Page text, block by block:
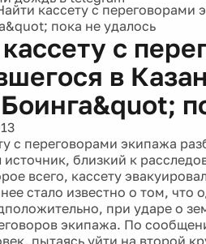
кассету с переговорами
пока не удалось
с
в
с переговорами экипажа
близкий к
всего, кассету
стало известно о том, что
при ударе о
экипажа. По
пытаясь уйти на второй